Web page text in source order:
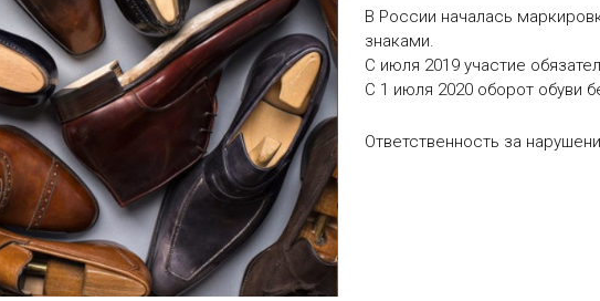
В России началась
знаками.
С июля 2019 участие
С 1 июля 2020 оборот обуви
Ответственность за